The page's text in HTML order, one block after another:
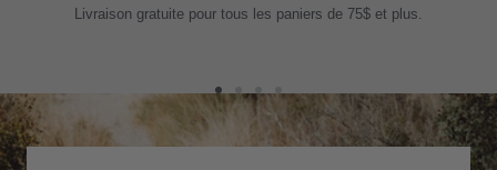
Livraison gratuite pour tous les paniers de 75$ et plus.
Aller
au
slide
Aller
slide
Aller
slide
Aller
au
slide